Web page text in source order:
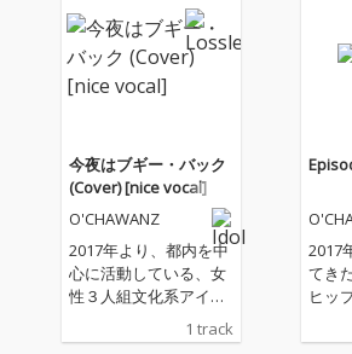
今夜はブギー・バック
(Cover) [nice vocal]
O'CHAWANZ
2017年より、都内を中
心に活動している、女
性３人組文化系アイド
ルヒップホップユニッ
トO’CHAWANZ が、
1 track
2017
てき
ヒッ